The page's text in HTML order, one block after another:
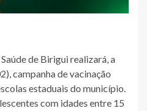
de Birigui realizará, a
campanha de vacinação
estaduais do município.
com idades entre 15